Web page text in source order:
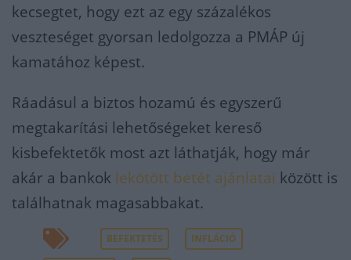
kecsegtet, hogy ezt az egy százalékos
veszteséget gyorsan ledolgozza a PMÁP új
kamatához képest.
Ráadásul a biztos hozamú és egyszerű
megtakarítási lehetőségeket kereső
kisbefektetők most azt láthatják, hogy már
akár a bankok lekötött betét ajánlatai között is
találhatnak magasabbakat.
BEFEKTETÉS INFLÁCIÓ